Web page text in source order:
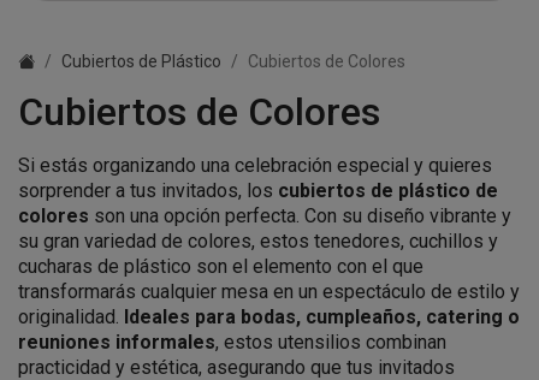
Cubiertos de Plástico Cubiertos de Colores
Cubiertos de Colores
Si estás organizando una celebración especial y quieres
sorprender a tus invitados, los cubiertos de plástico de
colores son una opción perfecta. Con su diseño vibrante y
su gran variedad de colores, estos tenedores, cuchillos y
cucharas de plástico son el elemento con el que
transformarás cualquier mesa en un espectáculo de estilo y
originalidad. Ideales para bodas, cumpleaños, catering o
reuniones informales, estos utensilios combinan
practicidad y estética, asegurando que tus invitados